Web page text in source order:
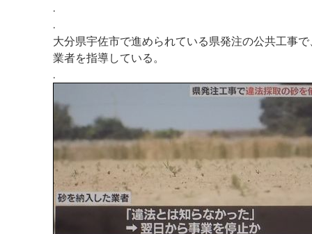
.
.
大分県宇佐市で進められている県発注の公共工事
業者を指導している。
.